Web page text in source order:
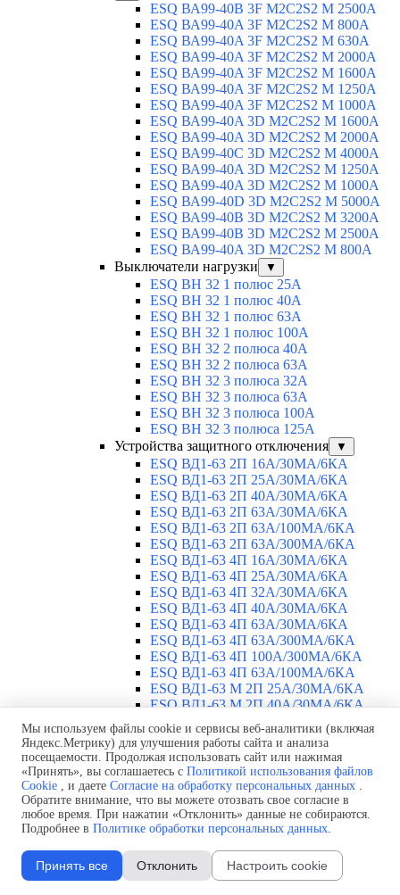
ESQ ВА99-40B 3F M2C2S2 M 2500A
ESQ ВА99-40A 3F M2C2S2 М 800A
ESQ ВА99-40A 3F M2C2S2 М 630A
ESQ ВА99-40A 3F M2C2S2 М 2000A
ESQ ВА99-40A 3F M2C2S2 М 1600A
ESQ ВА99-40A 3F M2C2S2 М 1250A
ESQ ВА99-40A 3F M2C2S2 М 1000A
ESQ ВА99-40A 3D M2C2S2 M 1600A
ESQ ВА99-40A 3D M2C2S2 M 2000A
ESQ ВА99-40C 3D M2C2S2 M 4000A
ESQ ВА99-40A 3D M2C2S2 M 1250A
ESQ ВА99-40A 3D M2C2S2 M 1000A
ESQ ВА99-40D 3D M2C2S2 M 5000A
ESQ ВА99-40B 3D M2C2S2 M 3200A
ESQ ВА99-40B 3D M2C2S2 M 2500A
ESQ ВА99-40A 3D M2C2S2 M 800A
Выключатели нагрузки
▼
ESQ ВН 32 1 полюс 25А
ESQ ВН 32 1 полюс 40А
ESQ ВН 32 1 полюс 63А
ESQ ВН 32 1 полюс 100A
ESQ ВН 32 2 полюса 40А
ESQ ВН 32 2 полюса 63А
ESQ ВН 32 3 полюса 32А
ESQ ВН 32 3 полюса 63А
ESQ ВН 32 3 полюса 100А
ESQ ВН 32 3 полюса 125А
Устройства защитного отключения
▼
ESQ ВД1-63 2П 16А/30МА/6КА
ESQ ВД1-63 2П 25А/30МА/6КА
ESQ ВД1-63 2П 40А/30МА/6КА
ESQ ВД1-63 2П 63А/30МА/6КА
ESQ ВД1-63 2П 63А/100МА/6КА
ESQ ВД1-63 2П 63А/300МА/6КА
ESQ ВД1-63 4П 16А/30МА/6КА
ESQ ВД1-63 4П 25А/30МА/6КА
ESQ ВД1-63 4П 32А/30МА/6КА
ESQ ВД1-63 4П 40А/30МА/6КА
ESQ ВД1-63 4П 63А/30МА/6КА
ESQ ВД1-63 4П 63А/300МА/6КА
ESQ ВД1-63 4П 100А/300МА/6КА
ESQ ВД1-63 4П 63А/100MA/6КА
ESQ ВД1-63 M 2П 25А/30МА/6КА
ESQ ВД1-63 M 2П 40А/30МА/6КА
ESQ ВД1-63 M 2П 63А/300МА/6КА
Автоматические выключатели ▼
ESQ ВА 47-29 1П 2А
ESQ ВА 47-29 1П 3А
ESQ ВА 47-29 1П 4А
ESQ ВА 47-29 1П 6А
ESQ ВА 47-29 1П 10А
ESQ ВА 47-29 1П 16А
ESQ ВА 47-29 1П 20А
ESQ ВА 47-29 1П 25А
ESQ ВА 47-29 1П 32А
Мы используем файлы cookie и сервисы веб-аналитики (включая
Яндекс.Метрику) для улучшения работы сайта и анализа
посещаемости. Продолжая использовать сайт или нажимая
«Принять», вы соглашаетесь с Политикой использования файлов
Cookie , и даете Согласие на обработку персональных данных .
Обратите внимание, что вы можете отозвать свое согласие в
любое время. При нажатии «Отклонить» данные не собираются.
Подробнее в Политике обработки персональных данных.
Принять все Отклонить Настроить cookie